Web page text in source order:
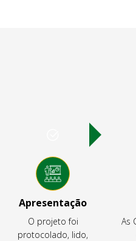
Apresentação
O projeto foi
protocolado, lido,
As